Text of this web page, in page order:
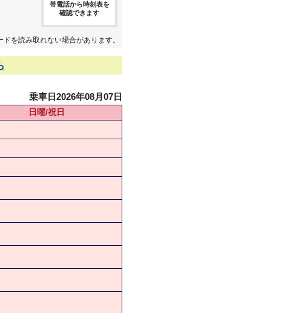
帯電話から時刻表を
確認できます
を読み取れない場合があります。
乗車日2026年08月07日
日曜/祝日